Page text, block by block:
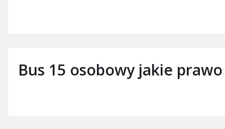
Bus 15 osobowy jakie